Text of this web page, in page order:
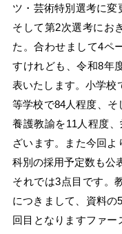
ツ・芸術特別選考に変
そして第2次選考にお
た。合わせまして4ペ
すけれども、令和8年
表いたします。小学校
等学校で84人程度、そ
養護教諭を11人程度
ざいます。また今回
科別の採用予定数も公
それでは3点目です。
につきまして、資料の
回目となりますファ